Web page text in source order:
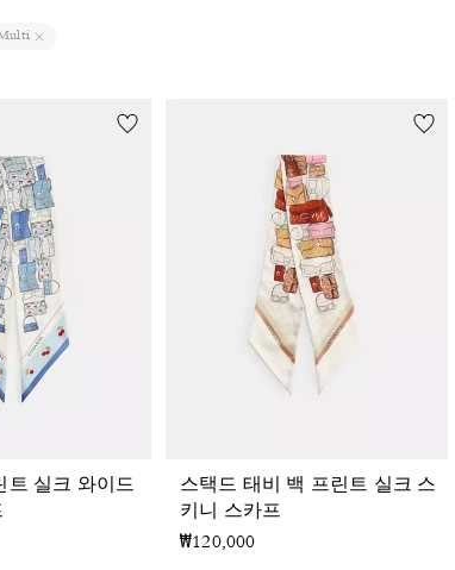
트 실크 와이드
스택드 태비 백 프린트 실크 스
키니 스카프
₩120,000